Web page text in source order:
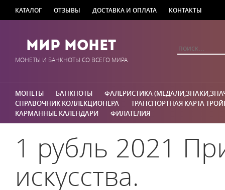
КАТАЛОГ ОТЗЫВЫ ДОСТАВКА И ОПЛАТА КОНТАКТЫ
Мир Монет
МОНЕТЫ И БАНКНОТЫ СО ВСЕГО МИРА
МОНЕТЫ БАНКНОТЫ
ФАЛЕРИСТИКА
СПРАВОЧНИК КОЛЛЕКЦИОНЕРА
ТРАНСПОРТНАЯ КАРТА
КАРМАННЫЕ КАЛЕНДАРИ
ФИЛАТЕЛИЯ
1 рубль 2021
искусства.